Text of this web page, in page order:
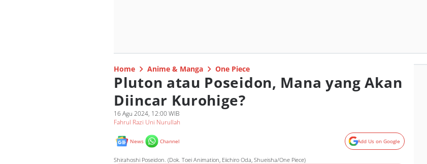
Home Anime & Manga One Piece
Pluton atau Poseidon, Mana yang Akan
Diincar Kurohige?
16 Agu 2024, 12:00 WIB
Fahrul Razi Uni Nurullah
News Channel Add Us on Google
Shirahoshi Poseidon. (Dok. Toei Animation, Eiichiro Oda, Shueisha/One Piece)